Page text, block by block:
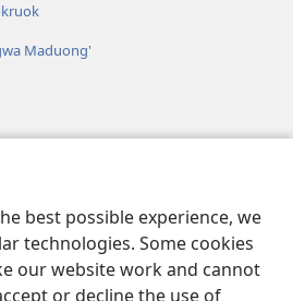
best possible experience, we
technologies. Some cookies
our website work and cannot
or decline the use of
Maduong'